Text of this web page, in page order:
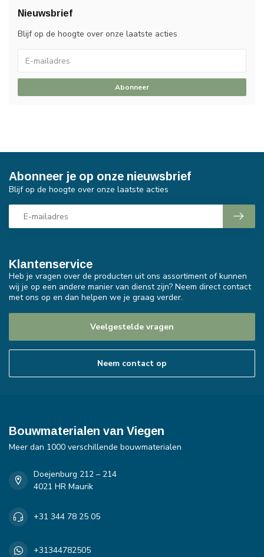
Nieuwsbrief
Blijf op de hoogte over onze laatste acties
Abonneer
Klantenservice
Heb je vragen over de producten uit ons assortiment of kunnen
wij je op een andere manier van dienst zijn? Neem direct contact
met ons op en dan helpen we je graag verder.
Veelgestelde vragen
Neem contact op
Abonneer je op onze nieuwsbrief
Blijf op de hoogte over onze laatste acties
Bouwmaterialen van Viegen
Meer dan 1000 verschillende bouwmaterialen
Doejenburg 212 – 214
4021 HR Maurik
+31 344 78 25 05
+31344782505